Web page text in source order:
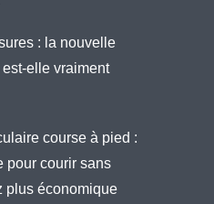
: la nouvelle
elle vraiment
course à pied :
pour courir sans
plus économique